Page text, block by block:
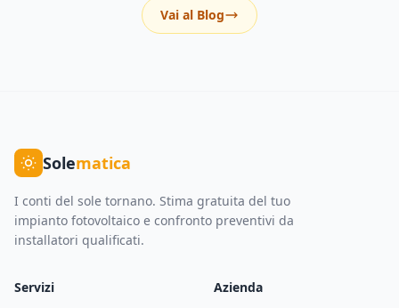
Vai al Blog
Solematica
I conti del sole tornano. Stima gratuita del tuo
impianto fotovoltaico e confronto preventivi da
installatori qualificati.
Servizi Azienda